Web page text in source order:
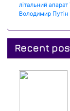
літальний апарат
Володимир Путін
Recent